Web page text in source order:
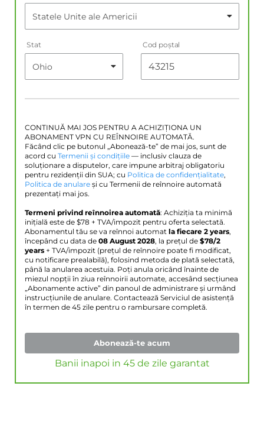
Stat Cod poştal
CONTINUĂ MAI JOS PENTRU A ACHIZIȚIONA UN
ABONAMENT VPN CU REÎNNOIRE AUTOMATĂ.
Făcând clic pe butonul „Abonează-te” de mai jos, sunt de
acord cu Termenii și condițiile — inclusiv clauza de
soluționare a disputelor, care impune arbitraj obligatoriu
pentru rezidenții din SUA; cu Politica de confidențialitate,
Politica de anulare și cu Termenii de reînnoire automată
prezentați mai jos.
Termeni privind reînnoirea automată: Achiziția ta minimă
inițială este de $78 + TVA/impozit pentru oferta selectată.
Abonamentul tău se va reînnoi automat la fiecare 2 years,
începând cu data de 08 August 2028, la prețul de $78/2
years + TVA/impozit (prețul de reînnoire poate fi modificat,
cu notificare prealabilă), folosind metoda de plată selectată,
până la anularea acestuia. Poți anula oricând înainte de
miezul nopții în ziua reînnoirii automate, accesând secțiunea
„Abonamente active” din panoul de administrare și urmând
instrucțiunile de anulare. Contactează Serviciul de asistență
în termen de 45 zile pentru o rambursare completă.
Abonează-te acum
Banii inapoi in 45 de zile garantat